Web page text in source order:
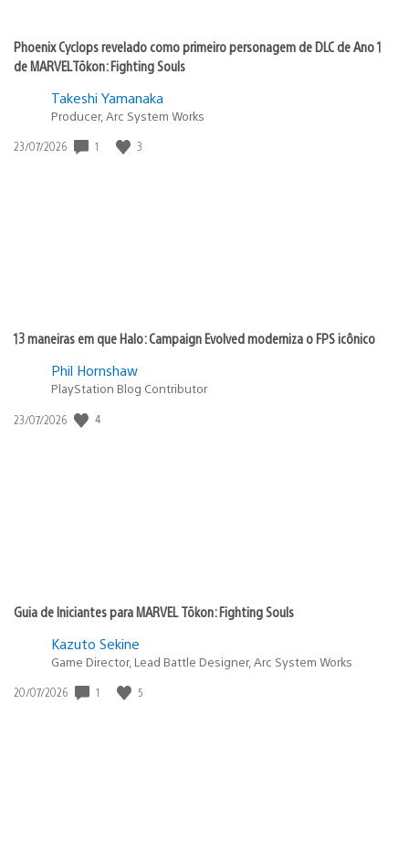
Phoenix Cyclops revelado como primeiro personagem de DLC de Ano 1
de MARVEL Tōkon: Fighting Souls
Takeshi Yamanaka
Producer, Arc System Works
Data
23/07/2026 1 3
13 maneiras em que Halo: Campaign Evolved moderniza o FPS icônico
Phil Hornshaw
PlayStation Blog Contributor
Data
23/07/2026 4
Guia de Iniciantes para MARVEL Tōkon: Fighting Souls
Kazuto Sekine
Game Director, Lead Battle Designer, Arc System Works
Data
20/07/2026 1 5